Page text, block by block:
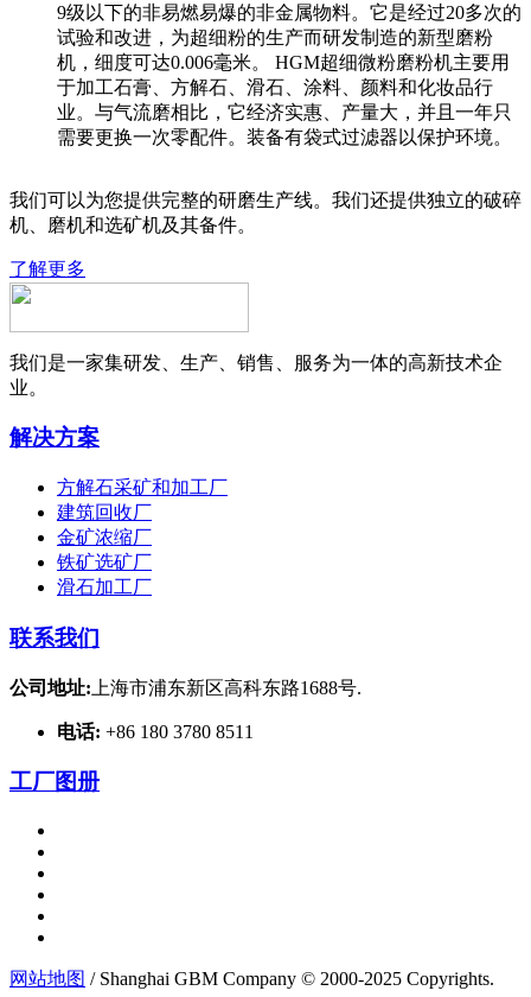
9级以下的非易燃易爆的非金属物料。它是经过20多次的
试验和改进，为超细粉的生产而研发制造的新型磨粉
机，细度可达0.006毫米。 HGM超细微粉磨粉机主要用
于加工石膏、方解石、滑石、涂料、颜料和化妆品行
业。与气流磨相比，它经济实惠、产量大，并且一年只
需要更换一次零配件。装备有袋式过滤器以保护环境。
我们可以为您提供完整的研磨生产线。我们还提供独立的破碎
机、磨机和选矿机及其备件。
了解更多
我们是一家集研发、生产、销售、服务为一体的高新技术企
业。
解决方案
方解石采矿和加工厂
建筑回收厂
金矿浓缩厂
铁矿选矿厂
滑石加工厂
联系我们
公司地址: 上海市浦东新区高科东路1688号.
电话: +86 180 3780 8511
工厂图册
网站地图 / Shanghai GBM Company © 2000-2025 Copyrights.